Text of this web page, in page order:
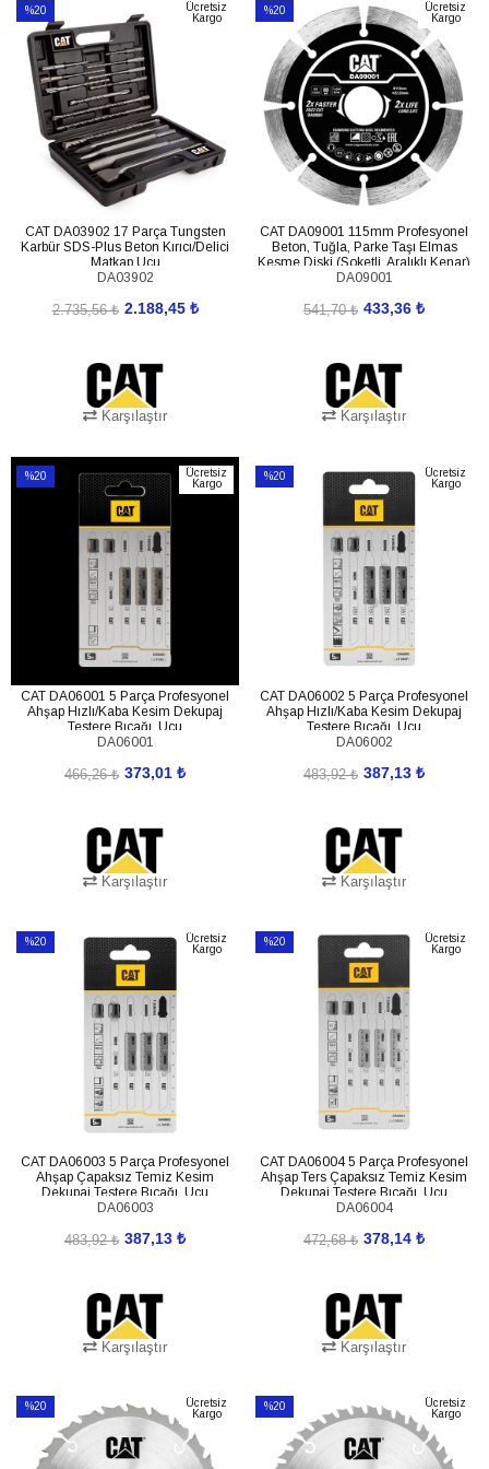
%20
İndirim
%20İndirim
Ücretsiz
Kargo
CAT DA03902 17 Parça Tungsten
Karbür SDS-Plus Beton Kırıcı/Delici
Matkap Ucu
DA03902
2.188,45 ₺
2.735,56 ₺
Karşılaştır
%20
%20İndirim
Ücretsiz
Kargo
CAT DA09001 115mm Profesyonel
Beton, Tuğla, Parke Taşı Elmas
Kesme Diski (Soketli, Aralıklı Kenar)
DA09001
433,36 ₺
541,70 ₺
Karşılaştır
%20
Ücretsiz
Kargo
CAT DA06001 5 Parça Profesyonel
Ahşap Hızlı/Kaba Kesim Dekupaj
Testere Bıçağı, Ucu
DA06001
373,01 ₺
466,26 ₺
Karşılaştır
%20
Ücretsiz
Kargo
CAT DA06002 5 Parça Profesyonel
Ahşap Hızlı/Kaba Kesim Dekupaj
Testere Bıçağı, Ucu
DA06002
387,13 ₺
483,92 ₺
Karşılaştır
%20
Ücretsiz
Kargo
CAT DA06003 5 Parça Profesyonel
Ahşap Çapaksız Temiz Kesim
Dekupaj Testere Bıçağı, Ucu
DA06003
387,13 ₺
483,92 ₺
Karşılaştır
%20
Ücretsiz
Kargo
CAT DA06004 5 Parça Profesyonel
Ahşap Ters Çapaksız Temiz Kesim
Dekupaj Testere Bıçağı, Ucu
DA06004
378,14 ₺
472,68 ₺
Karşılaştır
%20
%20İndirim
Ücretsiz
Kargo
%20
%20İndirim
Ücretsiz
Kargo